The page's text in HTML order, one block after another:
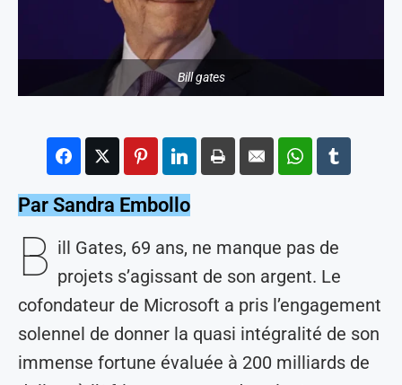
Bill gates
Par Sandra Embollo
B ill Gates, 69 ans, ne manque pas de
projets s’agissant de son argent. Le
cofondateur de Microsoft a pris l’engagement
solennel de donner la quasi intégralité de son
immense fortune évaluée à 200 milliards de